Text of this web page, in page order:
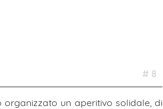
# 8
un aperitivo solidale, di